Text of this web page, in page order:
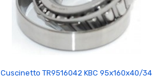

Cuscinetto TR9516042 KBC 95x160x40/34